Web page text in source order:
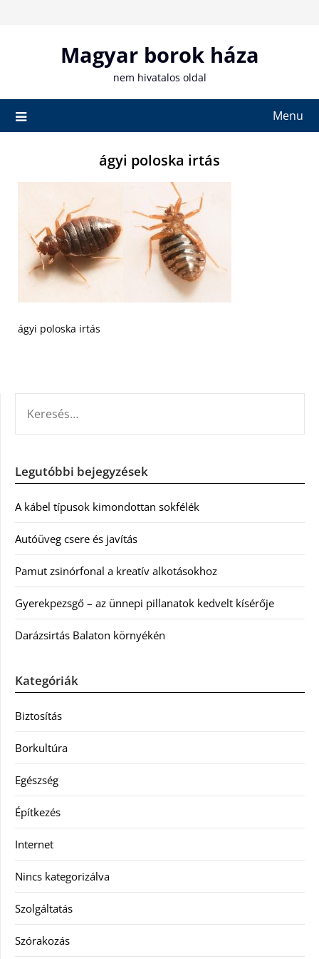
Magyar borok háza
nem hivatalos oldal
Menu
ágyi poloska irtás
ágyi poloska irtás
Legutóbbi bejegyzések
A kábel típusok kimondottan sokfélék
Autóüveg csere és javítás
Pamut zsinórfonal a kreatív alkotásokhoz
Gyerekpezsgő – az ünnepi pillanatok kedvelt kísérője
Darázsirtás Balaton környékén
Kategóriák
Biztosítás
Borkultúra
Egészség
Építkezés
Internet
Nincs kategorizálva
Szolgáltatás
Szórakozás